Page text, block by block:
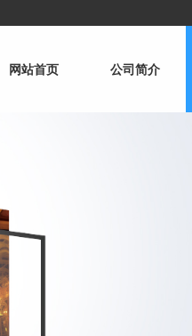
网站首页 公司简介